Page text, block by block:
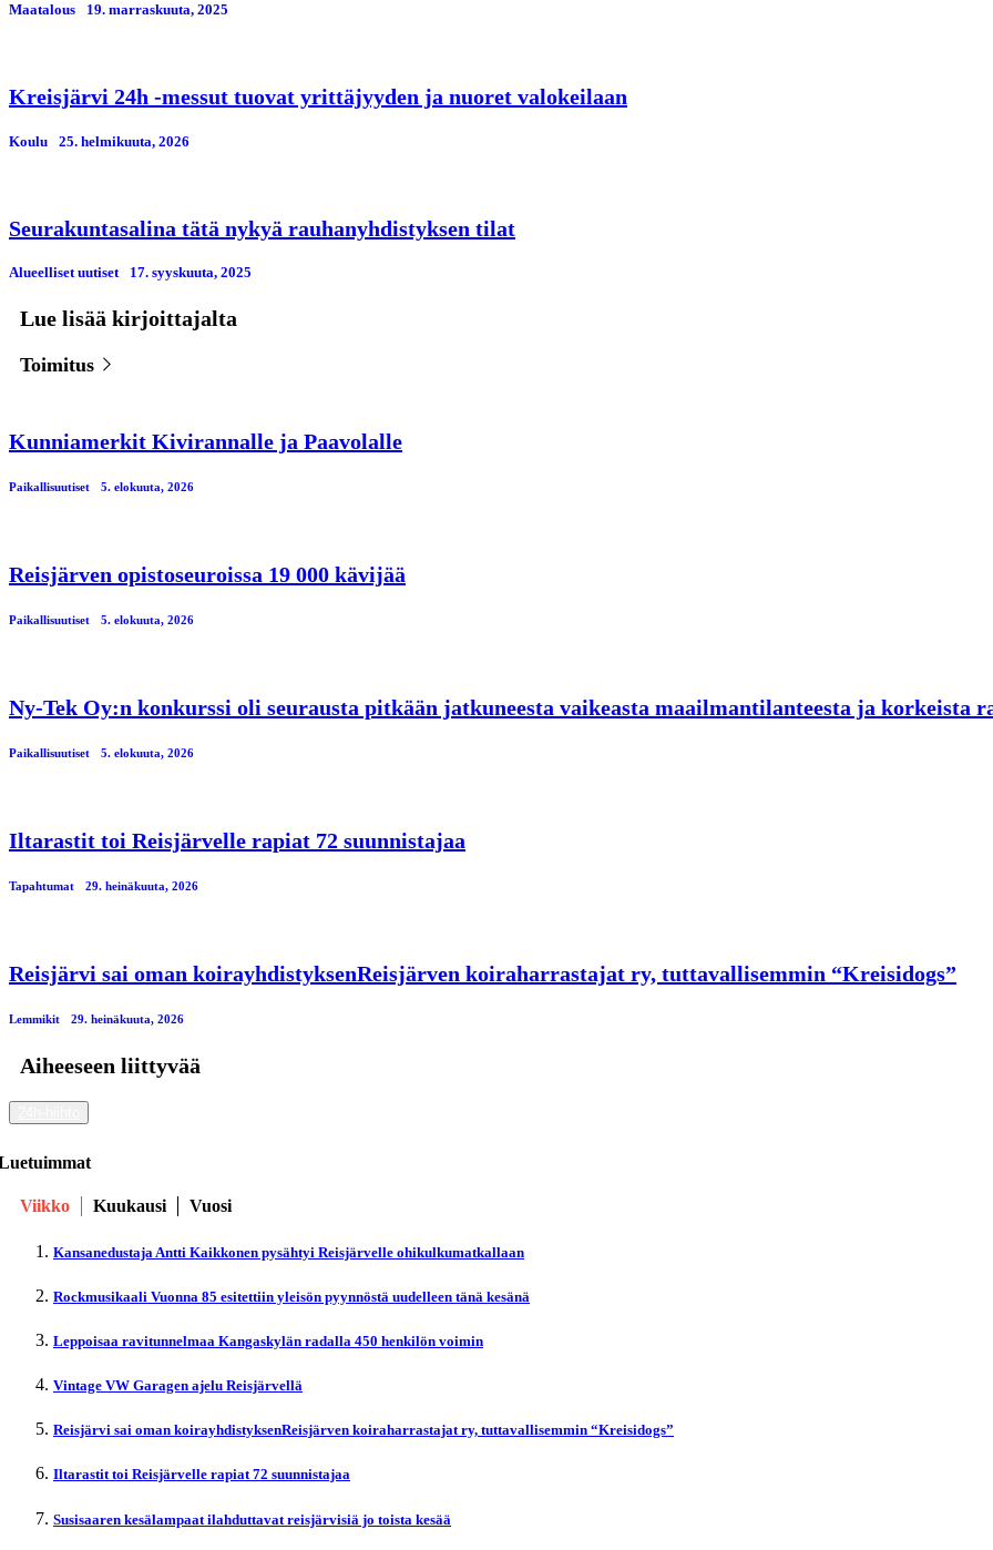
Maatalous 19. marraskuuta, 2025
Kreisjärvi 24h -messut tuovat yrittäjyyden ja nuoret valokeilaan
Koulu 25. helmikuuta, 2026
Seurakuntasalina tätä nykyä rauhanyhdistyksen tilat
Alueelliset uutiset 17. syyskuuta, 2025
Lue lisää kirjoittajalta
Toimitus
Kunniamerkit Kivirannalle ja Paavolalle
Paikallisuutiset 5. elokuuta, 2026
Reisjärven opistoseuroissa 19 000 kävijää
Paikallisuutiset 5. elokuuta, 2026
Ny-Tek Oy:n konkurssi oli seurausta pitkään jatkuneesta vaikeasta maailmantilanteesta ja korkeista
Paikallisuutiset 5. elokuuta, 2026
Iltarastit toi Reisjärvelle rapiat 72 suunnistajaa
Tapahtumat 29. heinäkuuta, 2026
Reisjärvi sai oman koirayhdistyksenReisjärven koiraharrastajat ry, tuttavallisemmin “Kreisidogs”
Lemmikit 29. heinäkuuta, 2026
Aiheeseen liittyvää
Viikko Kuukausi Vuosi
Kansanedustaja Antti Kaikkonen pysähtyi Reisjärvelle ohikulkumatkallaan
Rockmusikaali Vuonna 85 esitettiin yleisön pyynnöstä uudelleen tänä kesänä
Leppoisaa ravitunnelmaa Kangaskylän radalla 450 henkilön voimin
Vintage VW Garagen ajelu Reisjärvellä
Reisjärvi sai oman koirayhdistyksenReisjärven koiraharrastajat ry, tuttavallisemmin “Kreisidogs”
Iltarastit toi Reisjärvelle rapiat 72 suunnistajaa
Susisaaren kesälampaat ilahduttavat reisjärvisiä jo toista kesää